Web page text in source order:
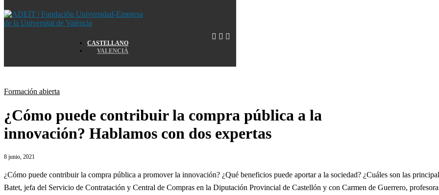
CASTELLANO
VALENCIÀ
Home
Formación abierta
¿Cómo puede contribuir la compra pública a la
innovación? Hablamos con dos expertas
8 junio, 2021
¿Cómo puede contribuir la compra pública a promover la innovación? ¿Qué beneficios puede aportar a la sociedad? ¿Cuáles son las
Batet, jefa del Servicio de Contratación y Central de Compras en la Diputación Provincial de Castellón y con Carmen de Guerrero,